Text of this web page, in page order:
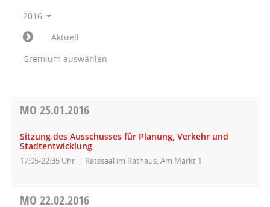
2016
Aktuell
Gremium auswählen
MO 25.01.2016
Sitzung des Ausschusses für Planung, Verkehr und
Stadtentwicklung
17:05-22:35 Uhr Ratssaal im Rathaus, Am Markt 1
MO 22.02.2016